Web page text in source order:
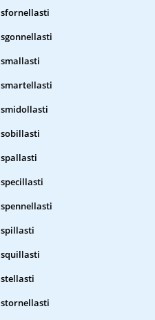
sfornellasti
sgonnellasti
smallasti
smartellasti
smidollasti
sobillasti
spallasti
specillasti
spennellasti
spillasti
squillasti
stellasti
stornellasti